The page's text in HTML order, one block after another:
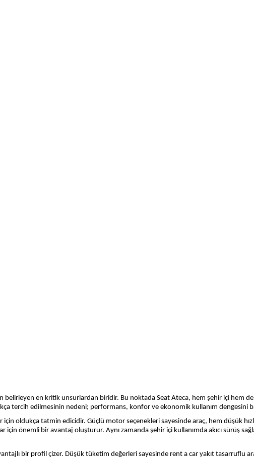
en kritik unsurlardan biridir. Bu noktada Seat Ateca, hem şehir içi hem de
tercih edilmesinin nedeni; performans, konfor ve ekonomik kullanım dengesini
için oldukça tatmin edicidir. Güçlü motor seçenekleri sayesinde araç, hem düşük
için önemli bir avantaj oluşturur. Aynı zamanda şehir içi kullanımda akıcı sürüş
bir profil çizer. Düşük tüketim değerleri sayesinde rent a car yakıt tasarruflu